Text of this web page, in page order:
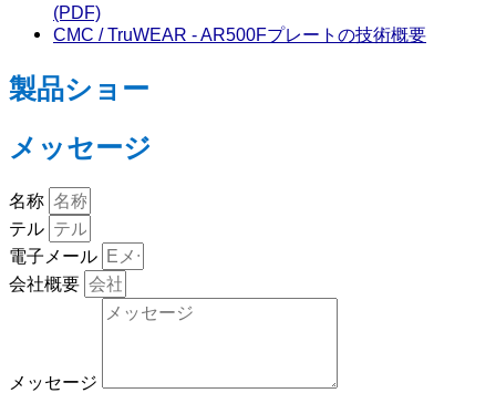
(PDF)
CMC / TruWEAR - AR500Fプレートの技術概要
製品ショー
メッセージ
名称
テル
電子メール
会社概要
メッセージ